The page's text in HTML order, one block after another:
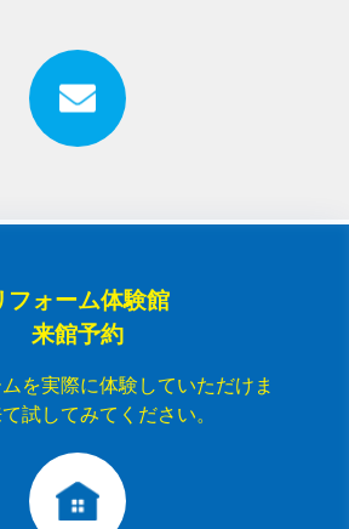
フォーム体験館
来館予約
を実際に体験していただけま
試してみてください。